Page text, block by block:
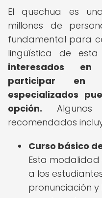
El quechua es
millones de
fundamental para
lingüística de esta
interesados en
participar en
especializados
opción.
recomendados
Curso básico
Esta
a los
pronunciación